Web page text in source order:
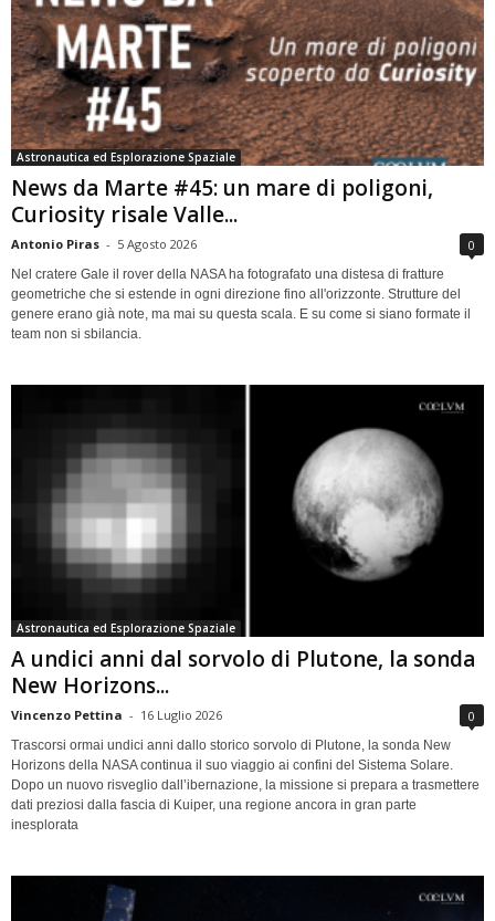
Astronautica ed Esplorazione Spaziale
News da Marte #45: un mare di poligoni,
Curiosity risale Valle...
Antonio Piras - 5 Agosto 2026 0
Nel cratere Gale il rover della NASA ha fotografato una distesa di fratture
geometriche che si estende in ogni direzione fino all'orizzonte. Strutture del
genere erano già note, ma mai su questa scala. E su come si siano formate il
team non si sbilancia.
Astronautica ed Esplorazione Spaziale
A undici anni dal sorvolo di Plutone, la sonda
New Horizons...
Vincenzo Pettina - 16 Luglio 2026 0
Trascorsi ormai undici anni dallo storico sorvolo di Plutone, la sonda New
Horizons della NASA continua il suo viaggio ai confini del Sistema Solare.
Dopo un nuovo risveglio dall’ibernazione, la missione si prepara a trasmettere
dati preziosi dalla fascia di Kuiper, una regione ancora in gran parte
inesplorata